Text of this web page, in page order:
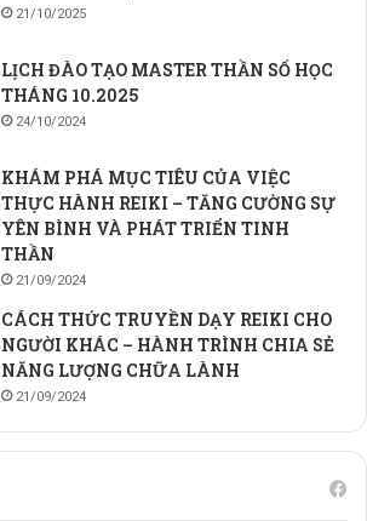
21/10/2025
LỊCH ĐÀO TẠO MASTER THẦN SỐ HỌC
THÁNG 10.2025
24/10/2024
KHÁM PHÁ MỤC TIÊU CỦA VIỆC
THỰC HÀNH REIKI – TĂNG CƯỜNG SỰ
YÊN BÌNH VÀ PHÁT TRIỂN TINH
THẦN
21/09/2024
CÁCH THỨC TRUYỀN DẠY REIKI CHO
NGƯỜI KHÁC – HÀNH TRÌNH CHIA SẺ
NĂNG LƯỢNG CHỮA LÀNH
21/09/2024